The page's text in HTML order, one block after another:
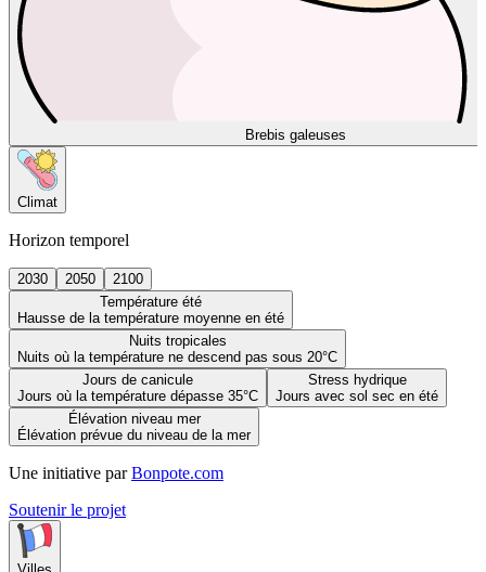
Brebis galeuses
Climat
Horizon temporel
2030 2050
2100
Température été
Hausse de la température moyenne en été
Nuits tropicales
Nuits où la température ne descend pas sous 20°C
Jours de canicule
Jours où la température dépasse 35°C
Stress hydrique
Jours avec sol sec en été
Élévation niveau mer
Élévation prévue du niveau de la mer
Une initiative par Bonpote.com
Soutenir le projet